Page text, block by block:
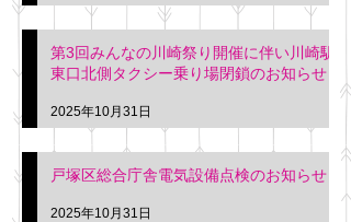
第3回みんなの川崎祭り開催に伴い川崎駅
東口北側タクシー乗り場閉鎖のお知らせ
2025年10月31日
戸塚区総合庁舎電気設備点検のお知らせ
2025年10月31日